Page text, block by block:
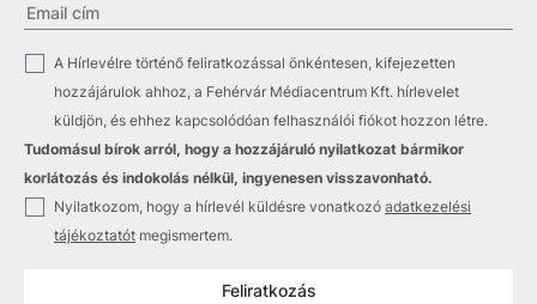
A Hírlevélre történő feliratkozással önkéntesen, kifejezetten
hozzájárulok ahhoz, a Fehérvár Médiacentrum Kft. hírlevelet
küldjön, és ehhez kapcsolódóan felhasználói fiókot hozzon létre.
Tudomásul bírok arról, hogy a hozzájáruló nyilatkozat bármikor
korlátozás és indokolás nélkül, ingyenesen visszavonható.
Nyilatkozom, hogy a hírlevél küldésre vonatkozó adatkezelési
tájékoztatót megismertem.
Feliratkozás